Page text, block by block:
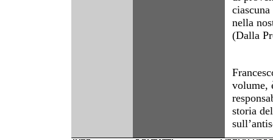
nella
(Dalla
volume,
storia